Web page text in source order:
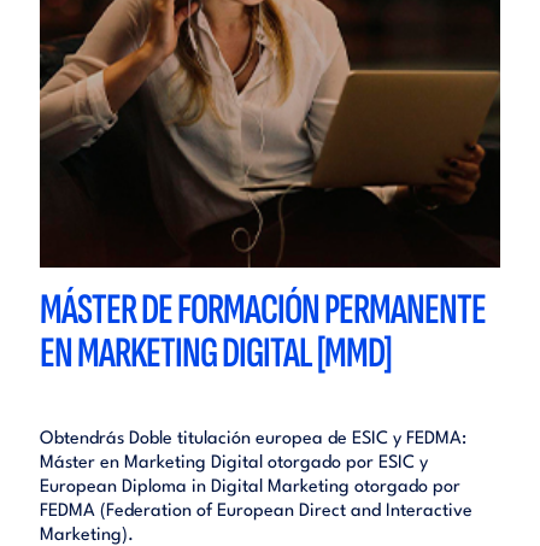
MÁSTER DE FORMACIÓN PERMANENTE
EN MARKETING DIGITAL [MMD]
Obtendrás Doble titulación europea de ESIC y FEDMA:
Máster en Marketing Digital otorgado por ESIC y
European Diploma in Digital Marketing otorgado por
FEDMA (Federation of European Direct and Interactive
Marketing).